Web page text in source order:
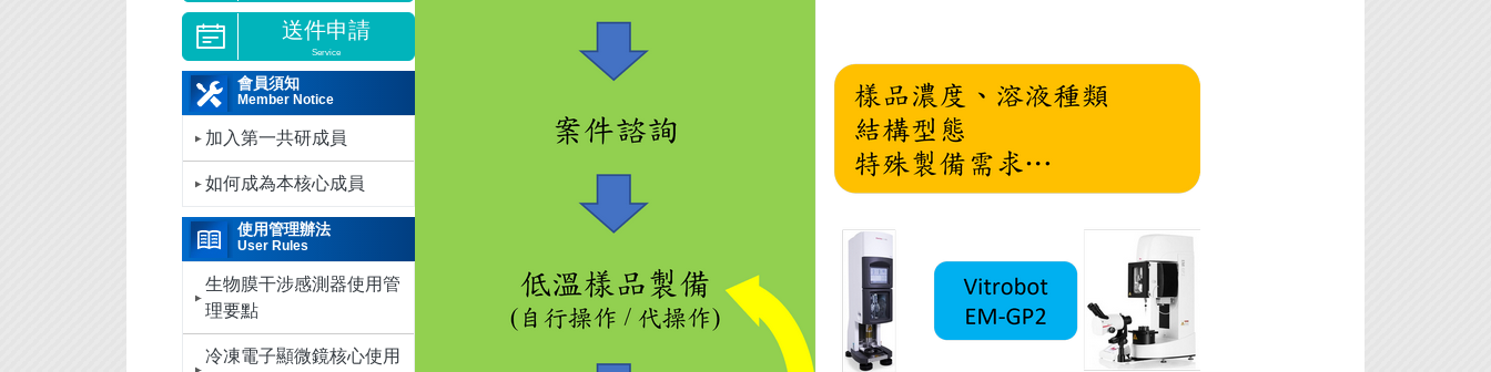
送件申請
Service
會員須知
Member Notice
加入第一共研成員
如何成為本核心成員
使用管理辦法
User Rules
生物膜干涉感測器使用管
理要點
冷凍電子顯微鏡核心使用